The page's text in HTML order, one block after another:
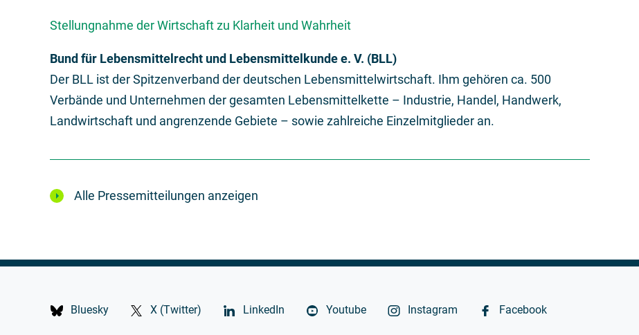
Stellungnahme der Wirtschaft zu Klarheit und Wahrheit
Bund für Lebensmittelrecht und Lebensmittelkunde e. V. (BLL)
Der BLL ist der Spitzenverband der deutschen Lebensmittelwirtschaft. Ihm gehören ca. 500
Verbände und Unternehmen der gesamten Lebensmittelkette – Industrie, Handel, Handwerk,
Landwirtschaft und angrenzende Gebiete – sowie zahlreiche Einzelmitglieder an.
Alle Pressemitteilungen anzeigen
Bluesky
X (Twitter) LinkedIn Youtube Instagram Facebook